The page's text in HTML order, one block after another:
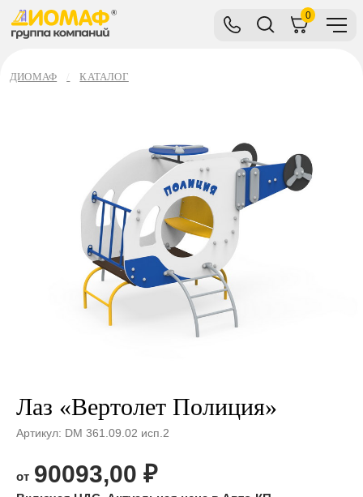
0
ДИОМАФ КАТАЛОГ
Лаз «Вертолет Полиция»
Артикул: DM 361.09.02 исп.2
90093,00 ₽